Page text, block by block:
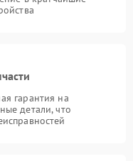
гарантия на
детали, что